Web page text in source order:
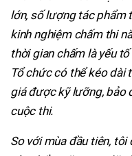
lớn, số lượng tác phẩm
kinh nghiệm chấm thi
thời gian chấm là yếu
Tổ chức có thể kéo dài
giá được kỹ lưỡng, bảo
cuộc thi.
So với mùa đầu tiên,